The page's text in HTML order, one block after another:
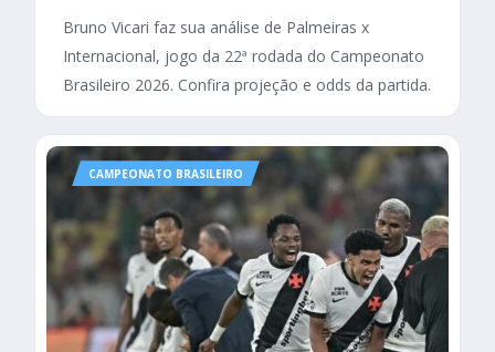
Bruno Vicari faz sua análise de Palmeiras x
Internacional, jogo da 22ª rodada do Campeonato
Brasileiro 2026. Confira projeção e odds da partida.
CAMPEONATO BRASILEIRO